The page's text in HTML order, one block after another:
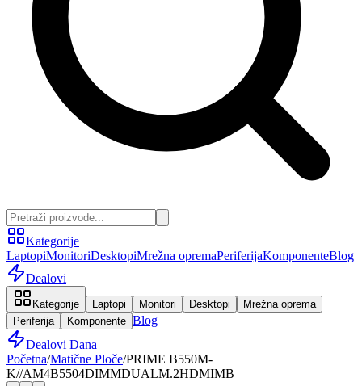
Kategorije
LaptopiMonitoriDesktopiMrežna opremaPeriferijaKomponenteBlog
Dealovi
Kategorije Laptopi Monitori Desktopi
Mrežna oprema
Periferija
Komponente Blog
Dealovi Dana
Početna/Matične Ploče/PRIME B550M-
K//AM4B5504DIMMDUALM.2HDMIMB